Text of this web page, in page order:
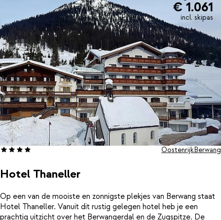
€ 1.061
incl. skipas
Hotel Thaneller
OostenrijkBerwang
Op een van de mooiste en zonnigste plekjes van Berwang staat
Hotel Thaneller. Vanuit dit rustig gelegen hotel heb je een
prachtig uitzicht over het Berwangerdal en de Zugspitze. De